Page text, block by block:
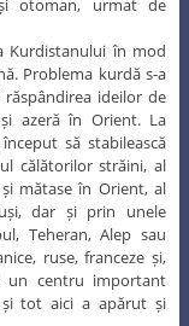
otoman, urmat de
Kurdistanului în mod
Problema kurdă s-a
ideilor de
azeră în Orient. La
să stabilească
călătorilor străini, al
mătase în Orient, al
dar și prin unele
Teheran, Alep sau
ruse, franceze și,
un centru important
tot aici a apărut și